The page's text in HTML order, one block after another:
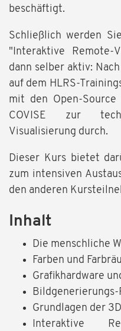
beschäftigt.
Schließlich werden
"Interaktive Remote-
dann selber aktiv:
auf dem HLRS-
mit den Open-Source
COVISE zur
Visualisierung durch.
Dieser Kurs bietet
zum intensiven
den anderen
Inhalt
Die menschliche
Farben und
Grafikhardware
Grundlagen der
Interaktive